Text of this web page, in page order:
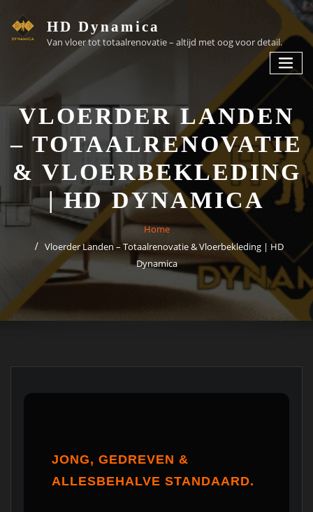
HD Dynamica
Van vloer tot totaalrenovatie – altijd met oog voor detail.
VLOERDER LANDEN
– TOTAALRENOVATIE
& VLOERBEKLEDING
| HD DYNAMICA
Home
Vloerder Landen – Totaalrenovatie & Vloerbekleding | HD
Dynamica
JONG, GEDREVEN &
ALLESBEHALVE STANDAARD.